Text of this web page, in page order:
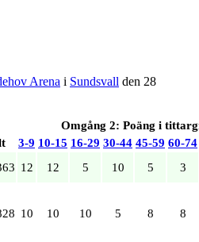
Arena i Sundsvall den 28
Omgång 2: Poäng i
3‑9 10‑15 16‑29 30‑44 45‑59 60‑74
12 12 5 10 5 3
10 10 10 5 8 8